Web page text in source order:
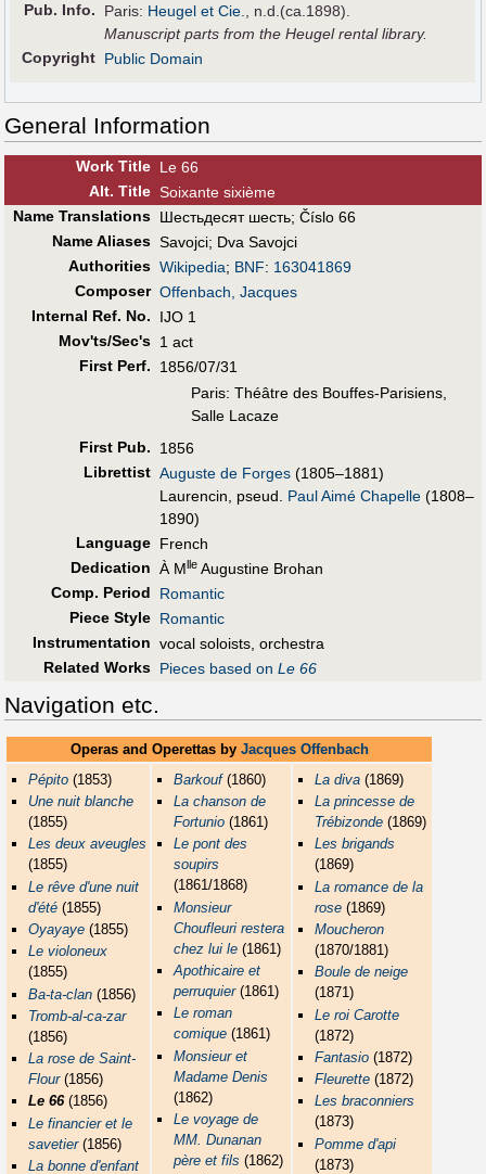
Pub. Info. Paris: Heugel et Cie., n.d.(ca.1898).
Manuscript parts from the Heugel rental library.
Copyright Public Domain
General Information
Work Title Le 66
Alt. Title Soixante sixième
Name Translations Шестьдесят шесть; Číslo 66
Name Aliases Savojci; Dva Savojci
Authorities Wikipedia; BNF: 163041869
Composer Offenbach, Jacques
Internal Ref. No.
IJO 1
Mov'ts/Sec's 1 act
First Perf.
1856/07/31
Paris: Théâtre des Bouffes-Parisiens,
Salle Lacaze
First Pub.
1856
Librettist Auguste de Forges (1805–1881)
Laurencin, pseud. Paul Aimé Chapelle (1808–
1890)
Language French
Dedication À Mlle Augustine Brohan
Comp. Period
Romantic
Piece Style Romantic
Instrumentation vocal soloists, orchestra
Related Works Pieces based on Le 66
Navigation etc.
Operas and Operettas by Jacques Offenbach
Pépito (1853)
Une nuit blanche
(1855)
Les deux aveugles
(1855)
Le rêve d'une nuit
d'été (1855)
Oyayaye (1855)
Le violoneux
(1855)
Ba-ta-clan (1856)
Tromb-al-ca-zar
(1856)
La rose de Saint-
Flour(1856)
Le 66(1856)
Le financier et le
savetier(1856)
La bonne d'enfant
Barkouf(1860)
La chanson de
Fortunio (1861)
Le pont des
soupirs
(1861/1868)
Monsieur
Choufleuri restera
chez lui le (1861)
Apothicaire et
perruquier(1861)
Le roman
comique (1861)
Monsieur et
Madame Denis
(1862)
Le voyage de
MM. Dunanan
père et fils (1862)
La diva (1869)
La princesse de
Trébizonde (1869)
Les brigands
(1869)
La romance de la
rose (1869)
Moucheron
(1870/1881)
Boule de neige
(1871)
Le roi Carotte
(1872)
Fantasio (1872)
Fleurette (1872)
Les braconniers
(1873)
Pomme d'api
(1873)